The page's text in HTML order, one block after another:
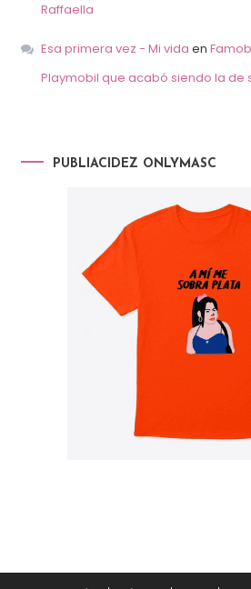
Raffaella
Esa primera vez - Mi vida en
Playmobil que acabó siendo la de
PUBLIACIDEZ ONLYMASC